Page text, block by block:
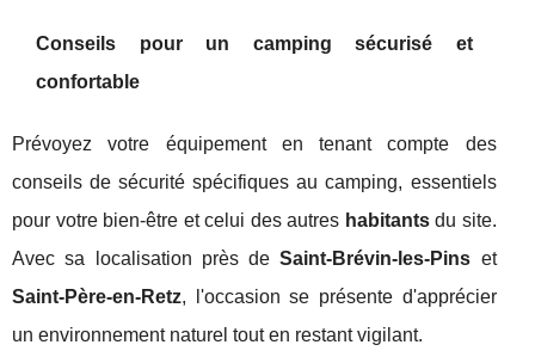
Conseils pour un camping sécurisé et
confortable
Prévoyez votre équipement en tenant compte des
conseils de sécurité spécifiques au camping, essentiels
pour votre bien-être et celui des autres habitantsdu site.
Avec sa localisation près deSaint-Brévin-les-Pins et
Saint-Père-en-Retz, l'occasion se présente d'apprécier
un environnement naturel tout en restant vigilant.